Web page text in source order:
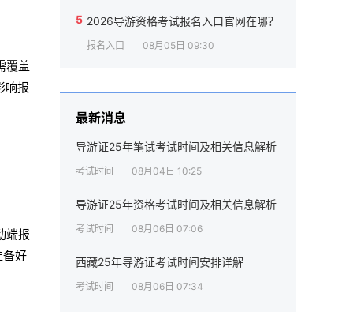
覆盖
响报
端报
备好
5 2026导游资格考试报名入口官网在哪？
报名入口 08月05日 09:30
最新消息
导游证25年笔试考试时间及相关信息解析
考试时间 08月04日 10:25
导游证25年资格考试时间及相关信息解析
考试时间 08月06日 07:06
西藏25年导游证考试时间安排详解
考试时间 08月06日 07:34